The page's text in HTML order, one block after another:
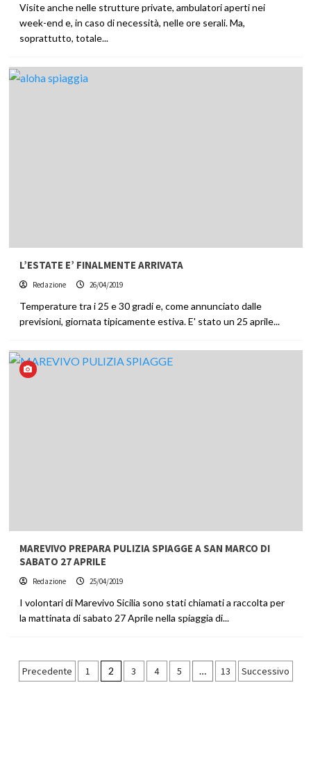
Visite anche nelle strutture private, ambulatori aperti nei
week-end e, in caso di necessità, nelle ore serali. Ma,
soprattutto, totale...
L’ESTATE E’ FINALMENTE ARRIVATA
Redazione 26/04/2019
Temperature tra i 25 e 30 gradi e, come annunciato dalle
previsioni, giornata tipicamente estiva. E' stato un 25 aprile...
MAREVIVO PREPARA PULIZIA SPIAGGE A SAN MARCO DI
SABATO 27 APRILE
Redazione 25/04/2019
I volontari di Marevivo Sicilia sono stati chiamati a raccolta per
la mattinata di sabato 27 Aprile nella spiaggia di...
Paginazione
Precedente 1 2 3 4 5 … 13 Successivo